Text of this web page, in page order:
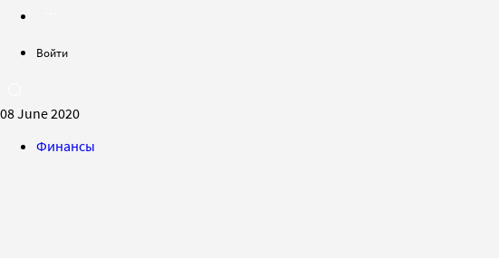
Войти
08 June 2020
Финансы